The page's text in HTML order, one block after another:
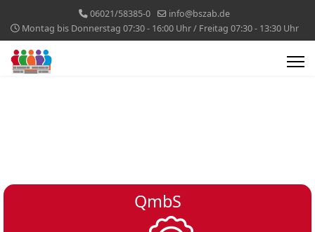
06021/58385-0
info@bszab.de
Montag bis Donnerstag 07:30 - 16:00 Uhr / Freitag 07:30 - 13:30 Uhr
QmbS